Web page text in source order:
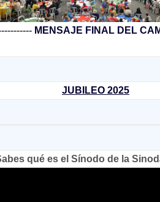
MENSAJE FINAL DEL
JUBILEO 2025
qué es el Sínodo de la